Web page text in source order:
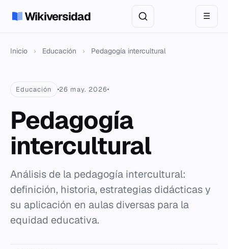
Wikiversidad ☰
Inicio › Educación › Pedagogía intercultural
Educación 26 may. 2026
Pedagogía
intercultural
Análisis de la pedagogía intercultural:
definición, historia, estrategias didácticas y
su aplicación en aulas diversas para la
equidad educativa.